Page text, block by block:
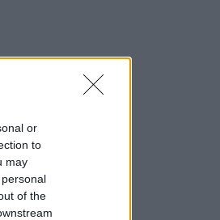
or
to
may
of the